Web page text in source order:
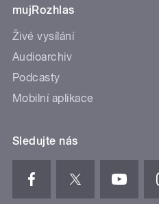
mujRozhlas
Živé vysílání
Audioarchiv
Podcasty
Mobilní aplikace
Sledujte nás